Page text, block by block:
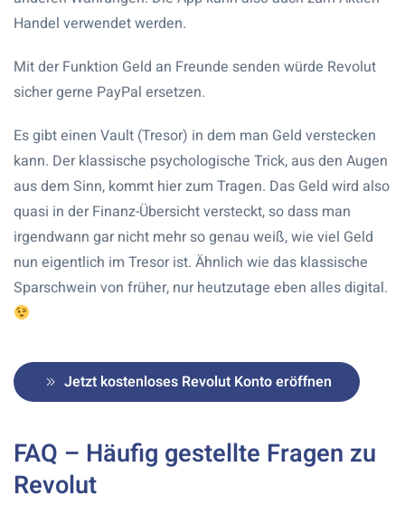
Handel verwendet werden.
Mit der Funktion Geld an Freunde senden würde Revolut
sicher gerne PayPal ersetzen.
Es gibt einen Vault (Tresor) in dem man Geld verstecken
kann. Der klassische psychologische Trick, aus den Augen
aus dem Sinn, kommt hier zum Tragen. Das Geld wird also
quasi in der Finanz-Übersicht versteckt, so dass man
irgendwann gar nicht mehr so genau weiß, wie viel Geld
nun eigentlich im Tresor ist. Ähnlich wie das klassische
Sparschwein von früher, nur heutzutage eben alles digital.
Jetzt kostenloses Revolut Konto eröffnen
FAQ – Häufig gestellte Fragen zu
Revolut